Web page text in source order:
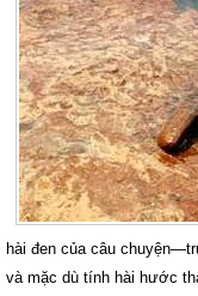
hài đen của câu
và mặc dù tính hài hước